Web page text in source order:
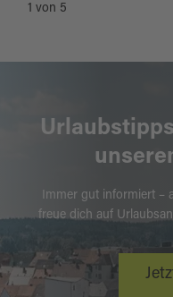
1 von 5
Immer gut informiert –
freue dich auf